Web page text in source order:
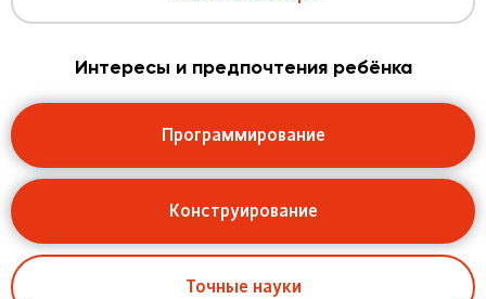
Интересы и предпочтения ребёнка
Программирование
Конструирование
Точные науки